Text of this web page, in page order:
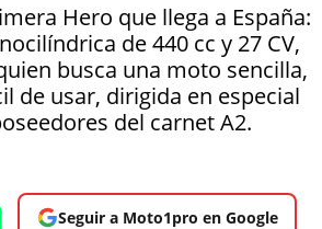
Hero que llega a España:
de 440 cc y 27 CV,
busca una moto sencilla,
de usar, dirigida en especial
del carnet A2.
Seguir a Moto1pro en Google